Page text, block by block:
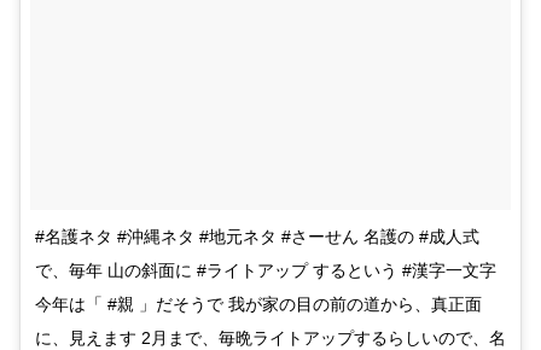
#名護ネタ #沖縄ネタ #地元ネタ #さーせん 名護の #成人式
で、毎年 山の斜面に #ライトアップ するという #漢字一文字
今年は「 #親 」だそうで 我が家の目の前の道から、真正面
に、見えます 2月まで、毎晩ライトアップするらしいので、名